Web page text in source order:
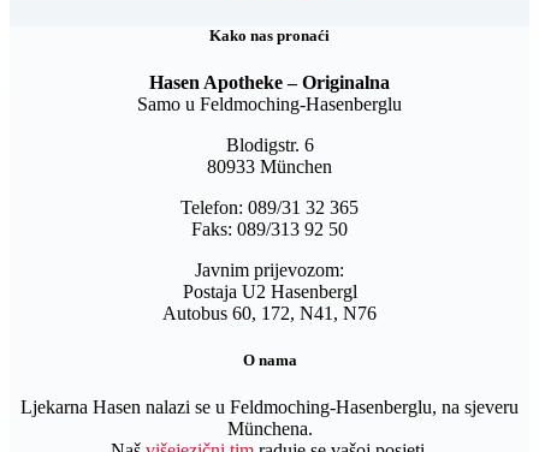
Kako nas pronaći
Hasen Apotheke – Originalna
Samo u Feldmoching-Hasenberglu
Blodigstr. 6
80933 München
Telefon: 089/31 32 365
Faks: 089/313 92 50
Javnim prijevozom:
Postaja U2 Hasenbergl
Autobus 60, 172, N41, N76
O nama
Ljekarna Hasen nalazi se u Feldmoching-Hasenberglu, na sjeveru
Münchena.